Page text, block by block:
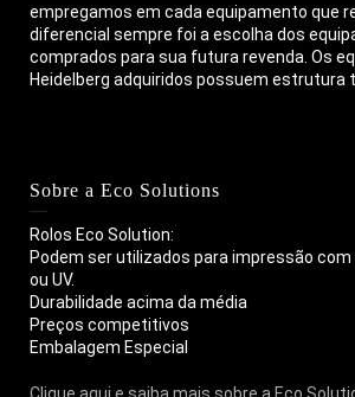
empregamos em cada equipamento que
diferencial sempre foi a escolha dos
comprados para sua futura revenda. Os
Heidelberg adquiridos possuem estrutura
Sobre a Eco Solutions
Rolos Eco Solution:
Podem ser utilizados para impressão
ou UV.
Durabilidade acima da média
Preços competitivos
Embalagem Especial
Clique aqui e saiba mais sobre a Eco